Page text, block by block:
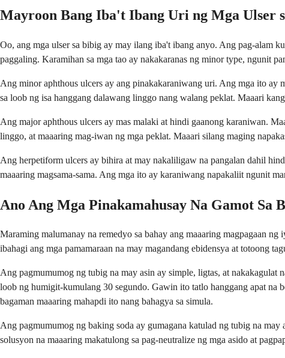
Mayroon Bang Iba't Ibang Uri ng Mga Ulser
Oo, ang mga ulser sa bibig ay may ilang iba't ibang anyo. Ang pag-alam
paggaling. Karamihan sa mga tao ay nakakaranas ng minor type, ngunit
Ang minor aphthous ulcers ay ang pinakakaraniwang uri. Ang mga ito
sa loob ng isa hanggang dalawang linggo nang walang peklat. Maaari
Ang major aphthous ulcers ay mas malaki at hindi gaanong karaniwan.
linggo, at maaaring mag-iwan ng mga peklat. Maaari silang maging
Ang herpetiform ulcers ay bihira at may nakaliligaw na pangalan dahil
maaaring magsama-sama. Ang mga ito ay karaniwang napakaliit ngunit
Ano Ang Mga Pinakamahusay Na Gamot Sa
Maraming malumanay na remedyo sa bahay ang maaaring magpagaan
ibahagi ang mga pamamaraan na may magandang ebidensya at totoong
Ang pagmumumog ng tubig na may asin ay simple, ligtas, at nakakagulat
loob ng humigit-kumulang 30 segundo. Gawin ito tatlo hanggang apat na
bagaman maaaring mahapdi ito nang bahagya sa simula.
Ang pagmumumog ng baking soda ay gumagana katulad ng tubig na
solusyon na maaaring makatulong sa pag-neutralize ng mga asido at